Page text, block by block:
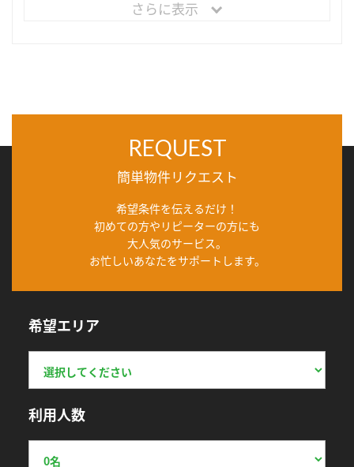
さらに表示
REQUEST
簡単物件リクエスト
希望条件を伝えるだけ！
初めての方やリピーターの方にも
大人気のサービス。
お忙しいあなたをサポートします。
希望エリア
利用人数